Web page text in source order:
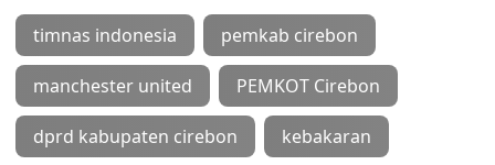
timnas indonesia pemkab cirebon
manchester united PEMKOT Cirebon
dprd kabupaten cirebon kebakaran